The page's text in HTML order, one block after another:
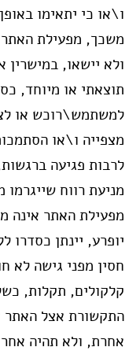
ו\או כי יתאימו
משכך, מפעילת
ולא יישאו, במישרין
תוצאתי או מיוחד,
למשתמש\רוכש או
מצפייה ו\או
לרבות פגיעה
מניעת רווח
מפעילת האתר אינה
יופרע, יינתן כסדרו
חסין מפני גישה לא
קלקולים, תקלות,
התקשורת אצל האתר
אחרת, ולא תהיה